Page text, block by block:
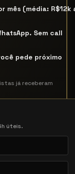
mês (média: R$12k
Sem call
pede próximo
já receberam
úteis.